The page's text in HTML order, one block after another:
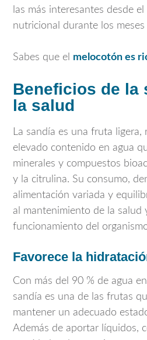
las más interesantes desde
nutricional durante los meses
Sabes que el melocotón es
Beneficios de la
la salud
La sandía es una fruta ligera,
elevado contenido en agua
minerales y compuestos
y la citrulina. Su consumo,
alimentación variada y
al mantenimiento de la salud
funcionamiento del
Favorece la
Con más del 90 % de agua
sandía es una de las frutas
mantener un adecuado
Además de aportar líquidos,